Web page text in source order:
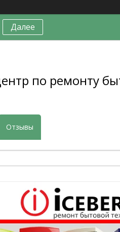
Далее
по ремонту
Отзывы